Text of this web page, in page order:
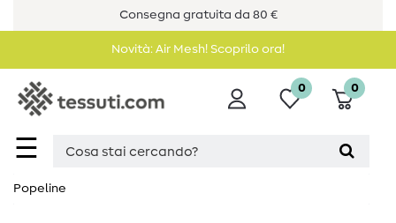
Consegna gratuita da 80 €
Novità: Air Mesh! Scoprilo ora!
☰
0 0
Popeline